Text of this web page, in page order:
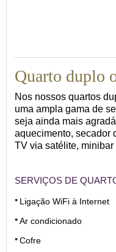
Quarto duplo
Nos nossos quartos
uma ampla gama de
seja ainda mais
aquecimento, secador
TV via satélite,
SERVIÇOS DE
Ligação WiFi à Internet
Ar condicionado
Cofre